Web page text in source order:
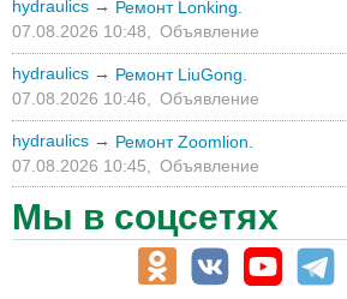
hydraulics → Ремонт Lonking.
07.08.2026 10:48, Объявление
hydraulics → Ремонт LiuGong.
07.08.2026 10:46,
Объявление
hydraulics → Ремонт Zoomlion.
07.08.2026 10:45,
Объявление
Мы в соцсетях